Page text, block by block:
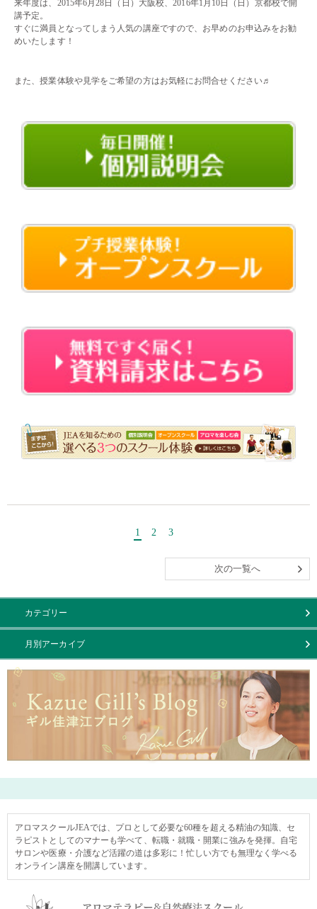
来年度は、2015年6月28日（日）大阪校、2016年1月10日（日）京都校で開
講予定。
すぐに満員となってしまう人気の講座ですので、お早めのお申込みをお勧
めいたします！
また、授業体験や見学をご希望の方はお気軽にお問合せください♬
1 2 3
次の一覧へ
カテゴリー
月別アーカイブ
アロマスクールJEAでは、プロとして必要な60種を超える精油の知識、セ
ラピストとしてのマナーも学べて、転職・就職・開業に強みを発揮。自宅
サロンや医療・介護など活躍の道は多彩に！忙しい方でも無理なく学べる
オンライン講座を開講しています。